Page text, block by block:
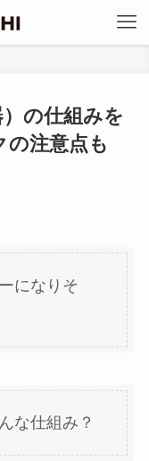
の仕組みを
の注意点も
になりそ
な仕組み？